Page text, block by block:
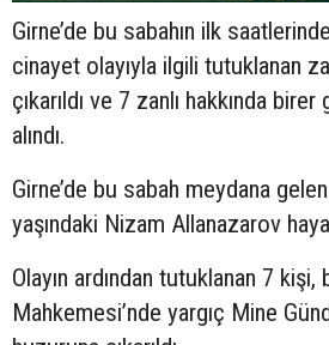
Girne’de bu sabahın ilk
cinayet olayıyla ilgili tutuklanan
çıkarıldı ve 7 zanlı hakkında
alındı.
Girne’de bu sabah meydana gelen
yaşındaki Nizam Allanazarov
Olayın ardından tutuklanan 7
Mahkemesi’nde yargıç Mine